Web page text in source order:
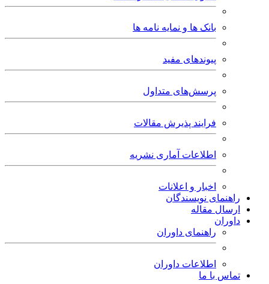
بانک ها و نمایه نامه ها
پیوندهای مفید
پرسش‌های متداول
فرایند پذیرش مقالات
اطلاعات آماری نشریه
اخبار و اعلانات
راهنمای نویسندگان
ارسال مقاله
داوران
راهنمای داوران
اطلاعات داوران
تماس با ما